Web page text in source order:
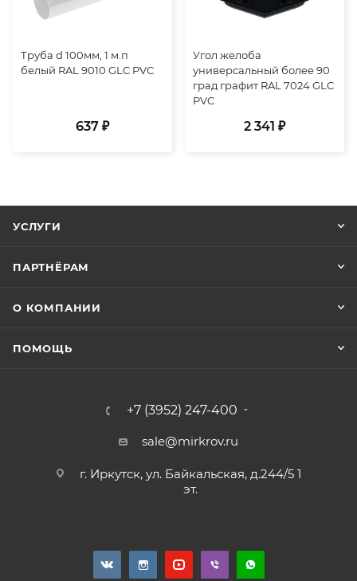
Труба d 100мм, 1 м.п
белый RAL 9010 GLC PVC
637 ₽
Угол желоба
универсальный более 90
град графит RAL 7024 GLC
PVC
2 341 ₽
УСЛУГИ
ПАРТНЁРАМ
О КОМПАНИИ
ПОМОЩЬ
+7 (3952) 247-400
sale@mirkrov.ru
г. Иркутск, ул. Байкальская, д.244/5 1
эт.